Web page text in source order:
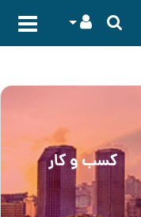
کسب و کار